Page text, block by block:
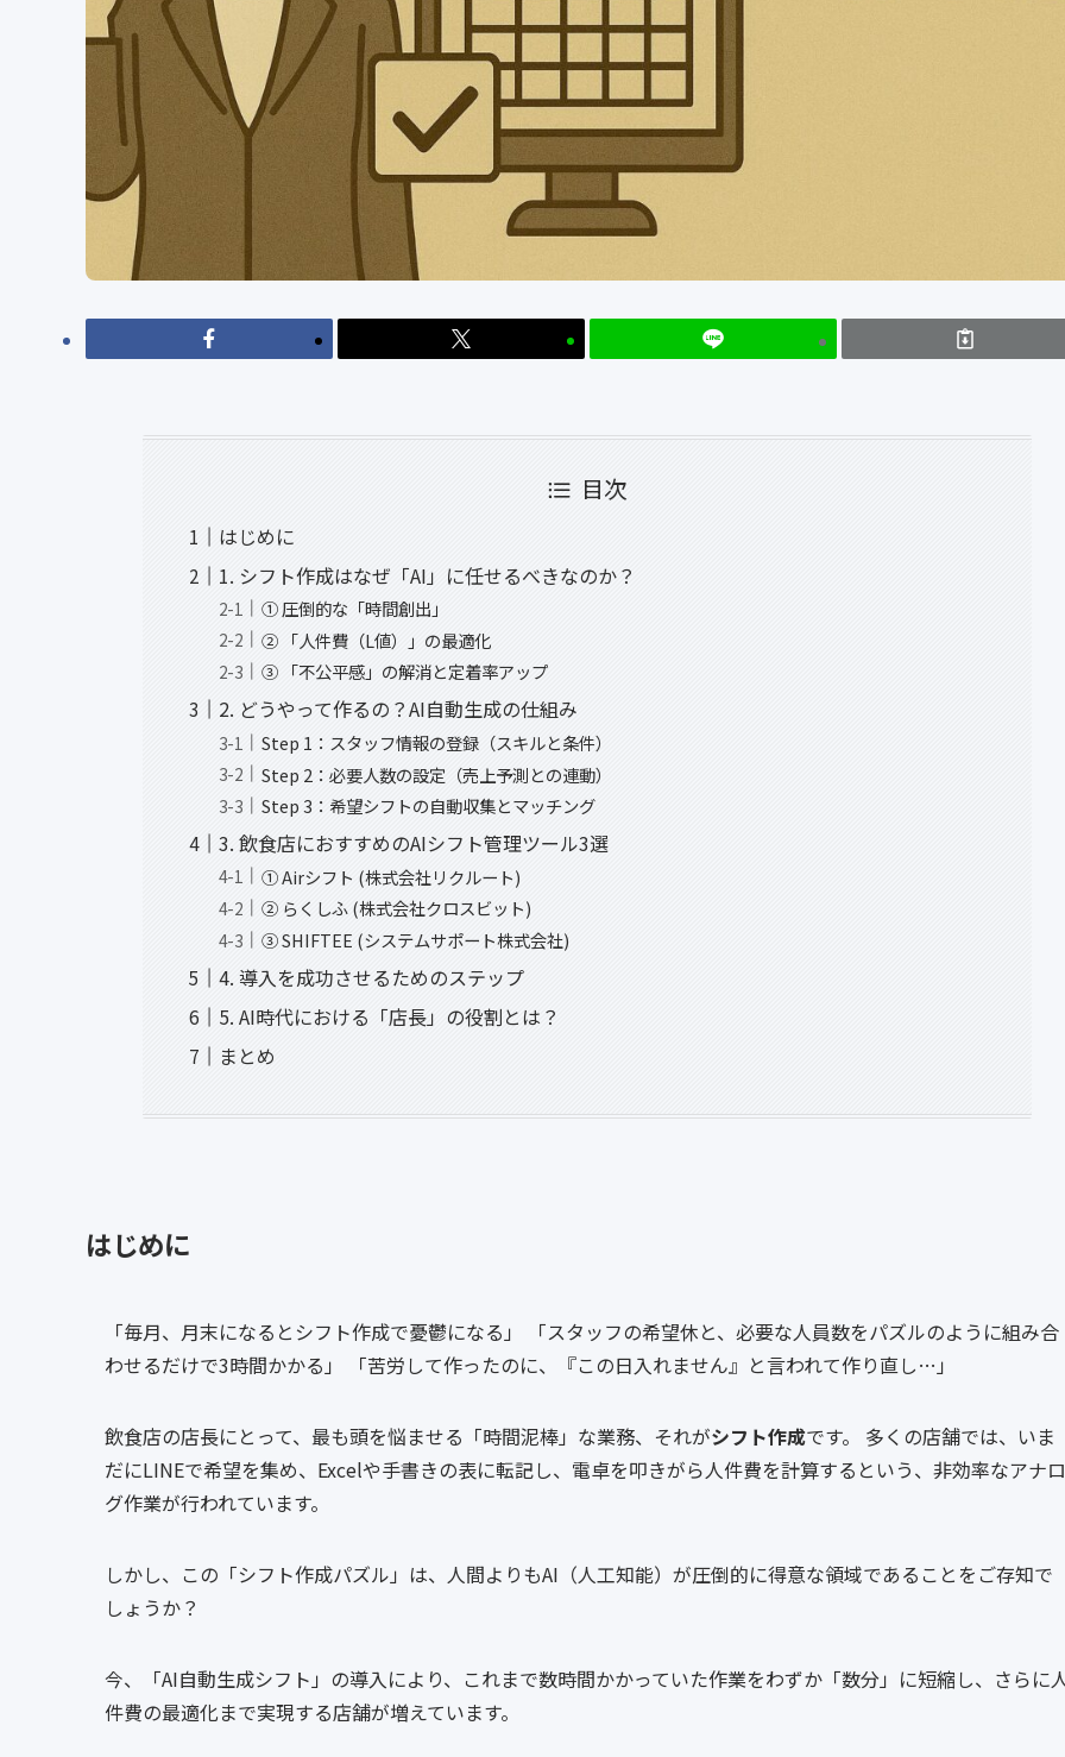
目次
はじめに
1. シフト作成はなぜ「AI」に任せるべきなのか？
① 圧倒的な「時間創出」
② 「人件費（L値）」の最適化
③ 「不公平感」の解消と定着率アップ
2. どうやって作るの？AI自動生成の仕組み
Step 1：スタッフ情報の登録（スキルと条件）
Step 2：必要人数の設定（売上予測との連動）
Step 3：希望シフトの自動収集とマッチング
3. 飲食店におすすめのAIシフト管理ツール3選
① Airシフト (株式会社リクルート)
② らくしふ (株式会社クロスビット)
③ SHIFTEE (システムサポート株式会社)
4. 導入を成功させるためのステップ
5. AI時代における「店長」の役割とは？
まとめ
はじめに
「毎月、月末になるとシフト作成で憂鬱になる」 「スタッフの希望休と、必要な人員数をパズルのように組み合
わせるだけで3時間かかる」 「苦労して作ったのに、『この日入れません』と言われて作り直し…」
飲食店の店長にとって、最も頭を悩ませる「時間泥棒」な業務、それがシフト作成です。 多くの店舗では、いま
だにLINEで希望を集め、Excelや手書きの表に転記し、電卓を叩きがら人件費を計算するという、非効率なアナロ
グ作業が行われています。
しかし、この「シフト作成パズル」は、人間よりもAI（人工知能）が圧倒的に得意な領域であることをご存知で
しょうか？
今、「AI自動生成シフト」の導入により、これまで数時間かかっていた作業をわずか「数分」に短縮し、さらに
件費の最適化まで実現する店舗が増えています。